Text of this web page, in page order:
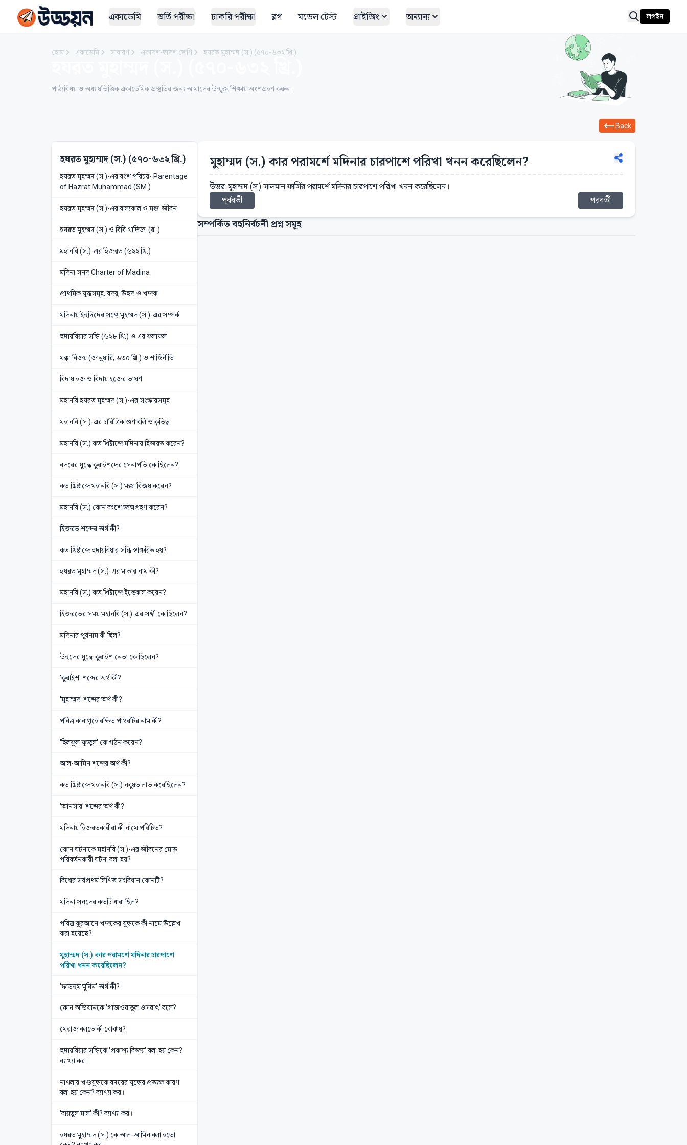
একাডেমি ভর্তি পরীক্ষা চাকরি পরীক্ষা ব্লগ মডেল টেস্ট প্রাইজিং অন্যান্য লগইন
হোম একাডেমি সাধারণ একাদশ-দ্বাদশ শ্রেণি হযরত মুহাম্মদ (স.) (৫৭০-৬৩২ খ্রি.)
পাঠ্যবিষয় ও অধ্যায়ভিত্তিক একাডেমিক প্রস্তুতির জন্য আমাদের উন্মুক্ত শিক্ষায় অংশগ্রহণ করুন।
Back
হযরত মুহাম্মদ (স.) (৫৭০-৬৩২ খ্রি.)
হযরত মুহম্মদ (স.)-এর বংশ পরিচয়- Parentage
of Hazrat Muhammad (SM.)
হযরত মুহম্মদ (স.)-এর বাল্যকাল ও মক্কা জীবন
হযরত মুহম্মদ (স.) ও বিবি খাদিজা (রা.)
মহানবি (স.)-এর হিজরত (৬২২ খ্রি.)
মদিনা সনদ Charter of Madina
প্রাথমিক যুদ্ধসমূহ: বদর, উহুদ ও খন্দক
মদিনায় ইহুদিদের সঙ্গে মুহম্মদ (স.)-এর সম্পর্ক
হুদায়বিয়ার সন্ধি (৬২৮ খ্রি.) ও এর ফলাফল
মক্কা বিজয় (জানুয়ারি, ৬৩০ খ্রি.) ও শান্তিনীতি
বিদায় হজ ও বিদায় হজের ভাষণ
মহানবি হযরত মুহম্মদ (স.)-এর সংস্কারসমূহ
মহানবি (স.)-এর চারিত্রিক গুণাবলি ও কৃতিত্ব
মহানবি (স.) কত খ্রিষ্টাব্দে মদিনায় হিজরত করেন?
বদরের যুদ্ধে কুরাইশদের সেনাপতি কে ছিলেন?
কত খ্রিষ্টাব্দে মহানবি (স.) মক্কা বিজয় করেন?
মহানবি (স.) কোন বংশে জন্মগ্রহণ করেন?
হিজরত শব্দের অর্থ কী?
কত খ্রিষ্টাব্দে হুদায়বিয়ার সন্ধি স্বাক্ষরিত হয়?
হযরত মুহাম্মদ (স.)-এর মাতার নাম কী?
মহানবি (স.) কত খ্রিষ্টাব্দে ইন্তেকাল করেন?
হিজরতের সময় মহানবি (স.)-এর সঙ্গী কে ছিলেন?
মদিনার পূর্বনাম কী ছিল?
উহুদের যুদ্ধে কুরাইশ নেতা কে ছিলেন?
'কুরাইশ' শব্দের অর্থ কী?
'মুহাম্মদ' শব্দের অর্থ কী?
পবিত্র কাবাগৃহে রক্ষিত পাথরটির নাম কী?
'হিলফুল ফুজুল' কে গঠন করেন?
আল-আমিন শব্দের অর্থ কী?
কত খ্রিষ্টাব্দে মহানবি (স.) নবুয়ত লাভ করেছিলেন?
'আনসার' শব্দের অর্থ কী?
মদিনায় হিজরতকারীরা কী নামে পরিচিত?
কোন ঘটনাকে মহানবি (স.)-এর জীবনের মোড়
পরিবর্তনকারী ঘটনা বলা হয়?
বিশ্বের সর্বপ্রথম লিখিত সংবিধান কোনটি?
মদিনা সনদের কতটি ধারা ছিল?
পবিত্র কুরআনে খন্দকের যুদ্ধকে কী নামে উল্লেখ
করা হয়েছে?
মুহাম্মদ (স.) কার পরামর্শে মদিনার চারপাশে
পরিখা খনন করেছিলেন?
'ফাতহুম মুবিন' অর্থ কী?
কোন অভিযানকে 'গাজওয়াতুল ওসরাৎ' বলে?
মেরাজ বলতে কী বোঝায়?
হুদায়বিয়ার সন্ধিকে 'প্রকাশ্য বিজয়' বলা হয় কেন?
ব্যাখ্যা কর।
নাখলার খণ্ডযুদ্ধকে বদরের যুদ্ধের প্রত্যক্ষ কারণ
বলা হয় কেন? ব্যাখ্যা কর।
'বায়তুল মাল' কী? ব্যাখ্যা কর।
হযরত মুহাম্মদ (স.) কে আল-আমিন বলা হতো
মুহাম্মদ (স.) কার পরামর্শে মদিনার চারপাশে পরিখা খনন করেছিলেন?
উত্তর: মুহাম্মদ (স.) সালমান ফার্সির পরামর্শে মদিনার চারপাশে পরিখা খনন করেছিলেন।
পূর্ববর্তী
পরবর্তী
সম্পর্কিত বহুনির্বচনী প্রশ্ন সমূহ